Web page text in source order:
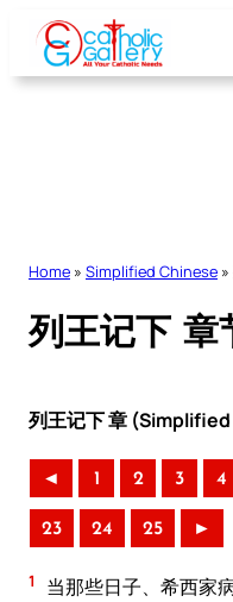
Skip
content
Home » Simplified Chinese »
列王记下 章
列王记下 章
◄ 1 2 3 4
23 24 25 ►
1
当那些日子、希西家